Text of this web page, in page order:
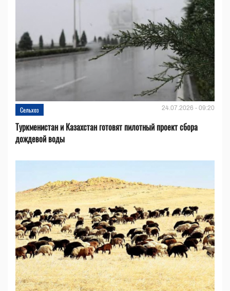
Сельхоз 24.07.2026 - 09:20
Туркменистан и Казахстан готовят пилотный проект сбора
дождевой воды